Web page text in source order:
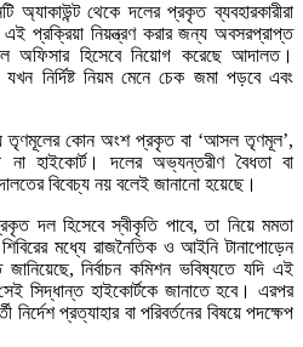
অ্যাকাউন্ট থেকে দলের প্রকৃত ব্যবহারকারীরা
প্রক্রিয়া নিয়ন্ত্রণ করার জন্য অবসরপ্রাপ্ত
অফিসার হিসেবে নিয়োগ করেছে আদালত।
নির্দিষ্ট নিয়ম মেনে চেক জমা পড়বে এবং
তৃণমূলের কোন অংশ প্রকৃত বা ‘আসল তৃণমূল’,
হাইকোর্ট। দলের অভ্যন্তরীণ বৈধতা বা
বিবেচ্য নয় বলেই জানানো হয়েছে।
দল হিসেবে স্বীকৃতি পাবে, তা নিয়ে মমতা
মধ্যে রাজনৈতিক ও আইনি টানাপোড়েন
নির্বাচন কমিশন ভবিষ্যতে যদি এই
সিদ্ধান্ত হাইকোর্টকে জানাতে হবে। এরপর
নির্দেশ প্রত্যাহার বা পরিবর্তনের বিষয়ে পদক্ষেপ